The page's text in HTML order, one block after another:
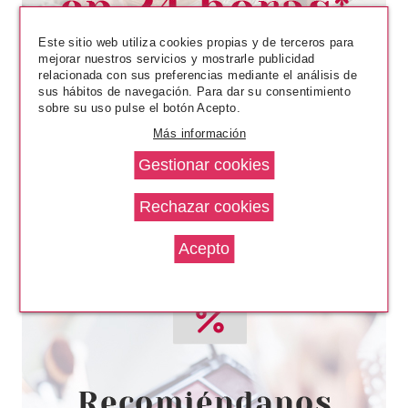
7.75€
KERANOVE NATURANOVE
CHAMPU DE AVENA 250 ML +
ACONDICIONADOR DE AVENA
200ML CABELLO SECO PACK
desde
4.50€
Este sitio web utiliza cookies propias y de terceros para
mejorar nuestros servicios y mostrarle publicidad
relacionada con sus preferencias mediante el análisis de
sus hábitos de navegación. Para dar su consentimiento
sobre su uso pulse el botón Acepto.
Más información